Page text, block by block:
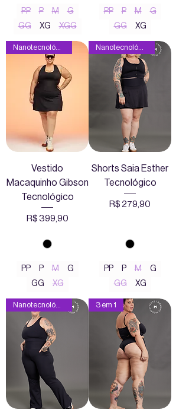
PP P M
G
GG
XG XGG
PP P M
G
GG
XG
Vestido
Macaquinho Gibson
Tecnológico
Preço
R$ 399,90
PP P M
G
GG
XG
Shorts Saia Esther
Tecnológico
Preço
R$ 279,90
PP P M
G
GG
XG
3 em 1